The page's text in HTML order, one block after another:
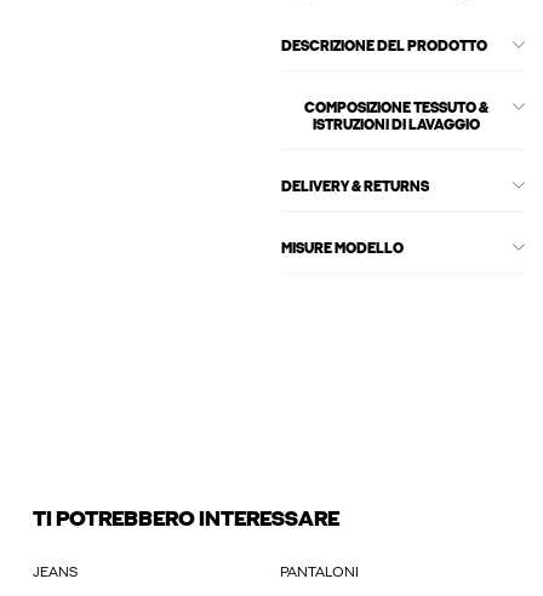
DESCRIZIONE DEL PRODOTTO
COMPOSIZIONE TESSUTO &
ISTRUZIONI DI LAVAGGIO
DELIVERY & RETURNS
MISURE MODELLO
TI POTREBBERO INTERESSARE
JEANS PANTALONI